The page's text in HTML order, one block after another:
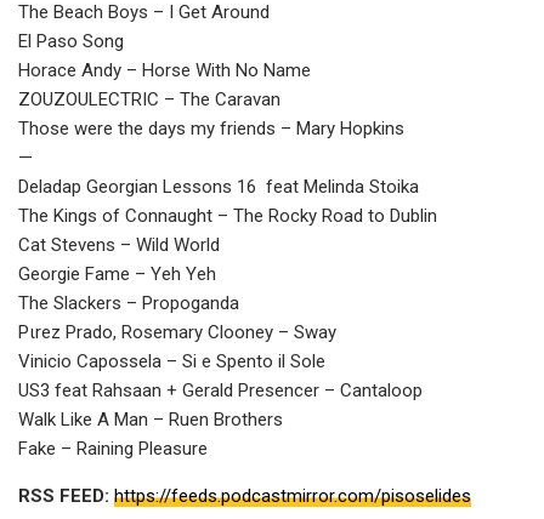
The Beach Boys – I Get Around
El Paso Song
Horace Andy – Horse With No Name
ZOUZOULECTRIC – The Caravan
Those were the days my friends – Mary Hopkins
—
Deladap Georgian Lessons 16 feat Melinda Stoika
The Kings of Connaught – The Rocky Road to Dublin
Cat Stevens – Wild World
Georgie Fame – Yeh Yeh
The Slackers – Propoganda
Pιrez Prado, Rosemary Clooney – Sway
Vinicio Capossela – Si e Spento il Sole
US3 feat Rahsaan + Gerald Presencer – Cantaloop
Walk Like A Man – Ruen Brothers
Fake – Raining Pleasure
RSS FEED: https://feeds.podcastmirror.com/pisoselides